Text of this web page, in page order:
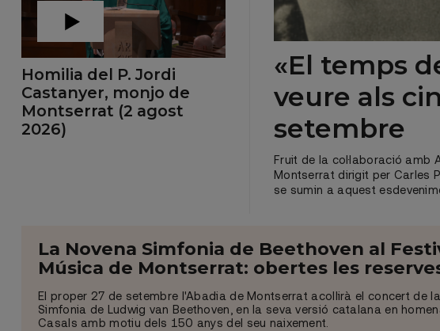
«El temps
veure als
setembre
Fruit de la col·laboració amb
Montserrat dirigit per Carles
se sumin a aquest
Homilia del P. Jordi
Castanyer, monjo de
Montserrat (2 agost
2026)
La Novena Simfonia de Beethoven al
Música de Montserrat: obertes les
El proper 27 de setembre l'Abadia de Montserrat acollirà el concert de
Simfonia de Ludwig van Beethoven, en la seva versió catalana en
Casals amb motiu dels 150 anys del seu naixement.